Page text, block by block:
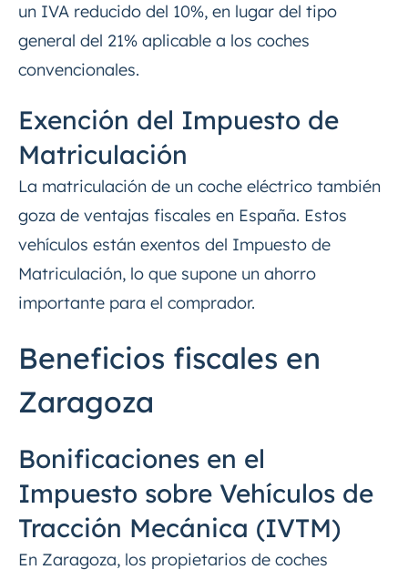
un IVA reducido del 10%, en lugar del tipo
general del 21% aplicable a los coches
convencionales.
Exención del Impuesto de
Matriculación
La matriculación de un coche eléctrico también
goza de ventajas fiscales en España. Estos
vehículos están exentos del Impuesto de
Matriculación, lo que supone un ahorro
importante para el comprador.
Beneficios fiscales en
Zaragoza
Bonificaciones en el
Impuesto sobre Vehículos de
Tracción Mecánica (IVTM)
En Zaragoza, los propietarios de coches